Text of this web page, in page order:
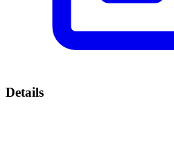
Details